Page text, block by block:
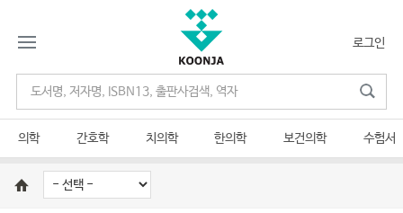
로그인
의학 간호학 치의학 한의학 보건의학 수험서